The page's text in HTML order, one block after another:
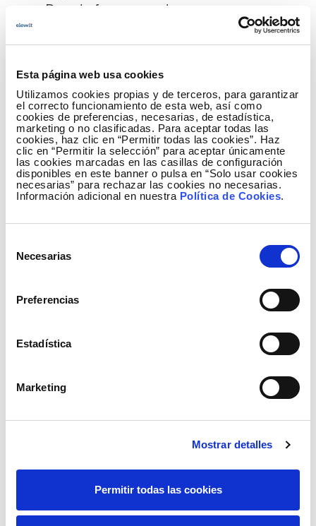
Esta página web usa cookies
Utilizamos cookies propias y de terceros, para garantizar
el correcto funcionamiento de esta web, así como
cookies de preferencias, necesarias, de estadística,
marketing o no clasificadas. Para aceptar todas las
cookies, haz clic en “Permitir todas las cookies”. Haz
clic en “Permitir la selección” para aceptar únicamente
las cookies marcadas en las casillas de configuración
disponibles en este banner o pulsa en “Solo usar cookies
necesarias” para rechazar las cookies no necesarias.
Información adicional en nuestra Política de Cookies.
Necesarias
Preferencias
Estadística
Marketing
Mostrar detalles
Permitir todas las cookies
De esta forma, nuestra empresa ocupa un
lugar de transición entre lo académico y el
mercado y supone un atractivo para el
conseguir capacidades de
emprendimiento que complementen sus
skills técnicos. Además, nuestra vocación
de transferencia de valor a la sociedad,
más allá de buscar el puro retorno
económico que nos permita seguir
operando, tiene mucho valor para
nuestros clientes.
¿Cómo calificaría el papel que juegan
Red Eléctrica de España (REE) se ha
la excelencia técnica en sus actividades,
lo que le ha llevado a buscar la innovación.
personalidad a este componente de
innovación, con una empresa que facilita
agilidad propia de la era digital en la que
lleva veinte años colaborando con REE, la
interlocutores que conocen las
posibilidades que se abren para su